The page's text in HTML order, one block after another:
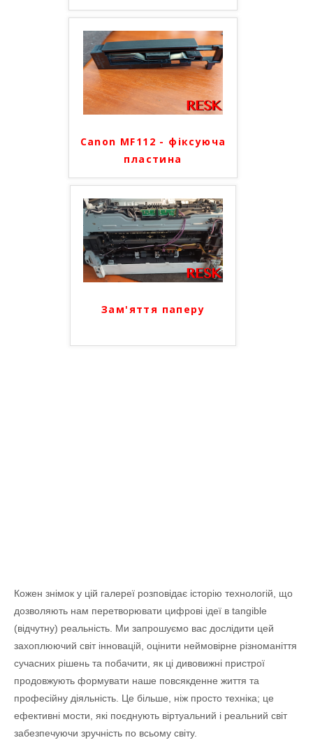
Canon MF112 - фіксуюча
пластина
Зам'яття паперу
Кожен знімок у цій галереї розповідає історію технологій, що
дозволяють нам перетворювати цифрові ідеї в tangible
(відчутну) реальність. Ми запрошуємо вас дослідити цей
захоплюючий світ інновацій, оцінити неймовірне різноманіття
сучасних рішень та побачити, як ці дивовижні пристрої
продовжують формувати наше повсякденне життя та
професійну діяльність. Це більше, ніж просто техніка; це
ефективні мости, які поєднують віртуальний і реальний світ
забезпечуючи зручність по всьому світу.